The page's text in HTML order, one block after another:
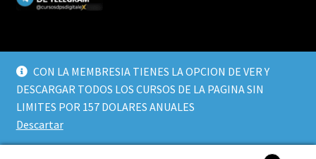
CON LA MEMBRESIA TIENES LA OPCION DE VER Y
DESCARGAR TODOS LOS CURSOS DE LA PAGINA SIN
LIMITES POR 157 DOLARES ANUALES
Descartar
© CURSOS DIGITALEX 2026
TERMINOS Y CONDICIONES
Built with WooCommerce